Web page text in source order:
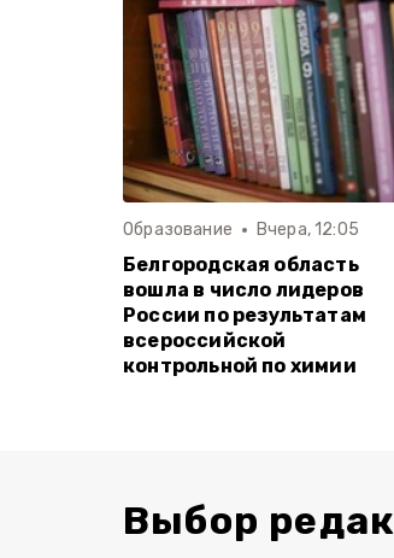
Образование Вчера, 12:05
Белгородская область
вошла в число лидеров
России по результатам
всероссийской
контрольной по химии
Выбор